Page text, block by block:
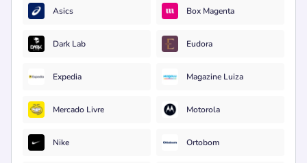
Asics Box Magenta
Dark Lab Eudora
Expedia Magazine Luiza
Mercado Livre Motorola
Nike Ortobom